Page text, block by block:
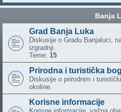
Banja
Grad Banja Luka
Diskusije o Gradu Banjaluci,
izgradnji.
Teme: 15
Prirodna i turistička
Diskusije o prirodnim i
okoline.
Korisne informacije